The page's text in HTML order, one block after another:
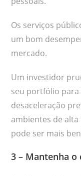
Os serviços
um bom
mercado.
Um investidor
seu portfólio para
desaceleração
ambientes de
pode ser mais
3 – Mantenha o